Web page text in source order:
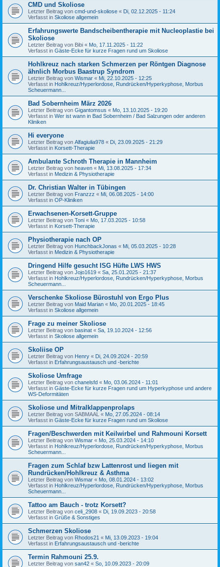
CMD und Skoliose
Letzter Beitrag von cmd-und-skoliose « Di, 02.12.2025 - 11:24
Verfasst in Skoliose allgemein
Erfahrungswerte Bandscheibentherapie mit Nucleoplastie bei
Skoliose
Letzter Beitrag von Bibi « Mo, 17.11.2025 - 11:22
Verfasst in Gäste-Ecke für kurze Fragen rund um Skoliose
Hohlkreuz nach starken Schmerzen per Röntgen Diagnose
ähnlich Morbus Baastrup Syndrom
Letzter Beitrag von Wismar « Mi, 22.10.2025 - 12:25
Verfasst in Hohlkreuz/Hyperlordose, Rundrücken/Hyperkyphose, Morbus
Scheuermann...
Bad Sobernheim März 2026
Letzter Beitrag von Gigantomsus « Mo, 13.10.2025 - 19:20
Verfasst in Wer ist wann in Bad Sobernheim / Bad Salzungen oder anderen
Kliniken
Hi everyone
Letzter Beitrag von Alfagiulia978 « Di, 23.09.2025 - 21:29
Verfasst in Korsett-Therapie
Ambulante Schroth Therapie in Mannheim
Letzter Beitrag von heaven « Mi, 13.08.2025 - 17:34
Verfasst in Medizin & Physiotherapie
Dr. Christian Walter in Tübingen
Letzter Beitrag von Franzzz « Mi, 06.08.2025 - 14:00
Verfasst in OP-Kliniken
Erwachsenen-Korsett-Gruppe
Letzter Beitrag von Toni « Mo, 17.03.2025 - 10:58
Verfasst in Korsett-Therapie
Physiotherapie nach OP
Letzter Beitrag von HunchbackJonas « Mi, 05.03.2025 - 10:28
Verfasst in Medizin & Physiotherapie
Dringend Hilfe gesucht ISG Hüfte LWS HWS
Letzter Beitrag von Jojo1619 « Sa, 25.01.2025 - 21:37
Verfasst in Hohlkreuz/Hyperlordose, Rundrücken/Hyperkyphose, Morbus
Scheuermann...
Verschenke Skoliose Bürostuhl von Ergo Plus
Letzter Beitrag von Maid Marian « Mo, 20.01.2025 - 18:45
Verfasst in Skoliose allgemein
Frage zu meiner Skoliose
Letzter Beitrag von basinat « Sa, 19.10.2024 - 12:56
Verfasst in Skoliose allgemein
Skoliise OP
Letzter Beitrag von Henry « Di, 24.09.2024 - 20:59
Verfasst in Erfahrungsaustausch und -berichte
Skoliose Umfrage
Letzter Beitrag von chanelsfd « Mo, 03.06.2024 - 11:01
Verfasst in Gäste-Ecke für kurze Fragen rund um Hyperkyphose und andere
WS-Deformitäten
Skoliose und Mitralklappenprolaps
Letzter Beitrag von SABMAAL « Mo, 27.05.2024 - 08:14
Verfasst in Gäste-Ecke für kurze Fragen rund um Skoliose
Fragen/Beschwerden mit Keilwirbel und Rahmouni Korsett
Letzter Beitrag von Wismar « Mo, 25.03.2024 - 14:10
Verfasst in Hohlkreuz/Hyperlordose, Rundrücken/Hyperkyphose, Morbus
Scheuermann...
Fragen zum Schlaf bzw Lattenrost und liegen mit
Rundrücken/Hohlkreuz & Asthma
Letzter Beitrag von Wismar « Mo, 08.01.2024 - 13:02
Verfasst in Hohlkreuz/Hyperlordose, Rundrücken/Hyperkyphose, Morbus
Scheuermann...
Tattoo am Bauch - trotz Korsett?
Letzter Beitrag von celi_2908 « Di, 19.09.2023 - 20:58
Verfasst in Grüße & Sonstiges
Schmerzen Skoliose
Letzter Beitrag von Rhodos21 « Mi, 13.09.2023 - 19:04
Verfasst in Erfahrungsaustausch und -berichte
Termin Rahmouni 25.9.
Letzter Beitrag von san42 « So, 10.09.2023 - 20:09